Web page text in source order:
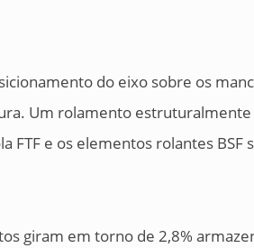
do eixo sobre os
Um rolamento estruturalmente
FTF e os elementos rolantes
giram em torno de 2,8%